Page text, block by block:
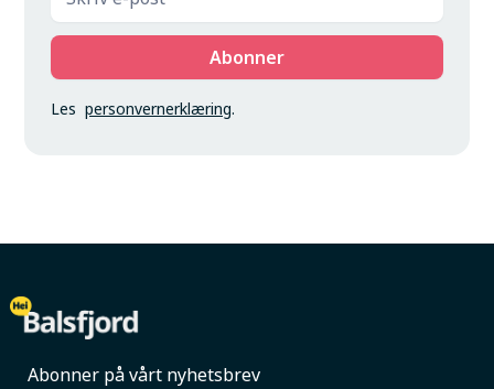
Lespersonvernerklæring.
Abonner på vårt nyhetsbrev